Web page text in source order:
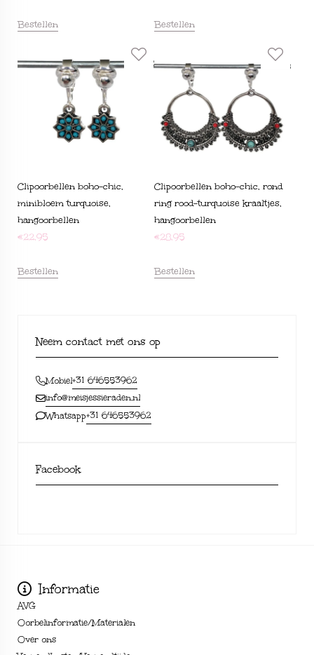
Bestellen Bestellen
Clipoorbellen boho-chic,
minibloem turquoise,
hangoorbellen
€22,95
Bestellen
Clipoorbellen boho-chic, rond
ring rood-turquoise kraaltjes,
hangoorbellen
€28,95
Bestellen
Neem contact met ons op
Mobiel+31 646553962
info@meisjessieraden.nl
Whatsapp+31 646553962
Facebook
Informatie
AVG
Oorbelinformatie/Materialen
Over ons